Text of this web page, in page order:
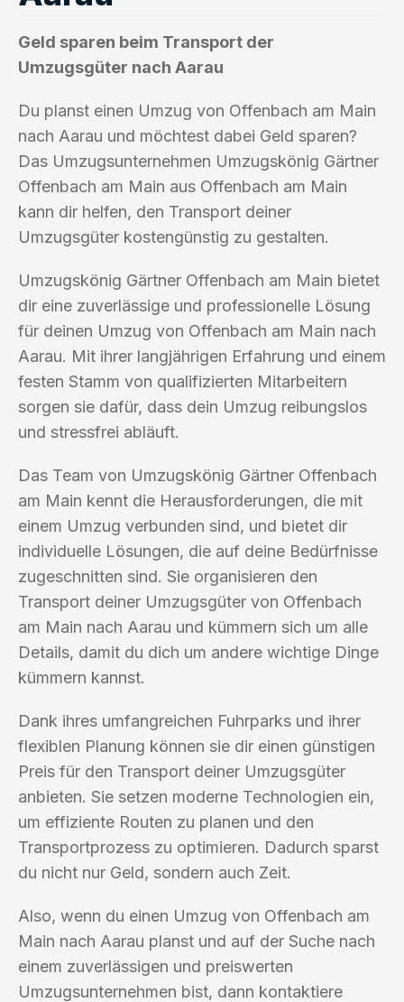
Geld sparen beim Transport der
Umzugsgüter nach Aarau
Du planst einen Umzug von Offenbach am Main
nach Aarau und möchtest dabei Geld sparen?
Das Umzugsunternehmen Umzugskönig Gärtner
Offenbach am Main aus Offenbach am Main
kann dir helfen, den Transport deiner
Umzugsgüter kostengünstig zu gestalten.
Umzugskönig Gärtner Offenbach am Main bietet
dir eine zuverlässige und professionelle Lösung
für deinen Umzug von Offenbach am Main nach
Aarau. Mit ihrer langjährigen Erfahrung und einem
festen Stamm von qualifizierten Mitarbeitern
sorgen sie dafür, dass dein Umzug reibungslos
und stressfrei abläuft.
Das Team von Umzugskönig Gärtner Offenbach
am Main kennt die Herausforderungen, die mit
einem Umzug verbunden sind, und bietet dir
individuelle Lösungen, die auf deine Bedürfnisse
zugeschnitten sind. Sie organisieren den
Transport deiner Umzugsgüter von Offenbach
am Main nach Aarau und kümmern sich um alle
Details, damit du dich um andere wichtige Dinge
kümmern kannst.
Dank ihres umfangreichen Fuhrparks und ihrer
flexiblen Planung können sie dir einen günstigen
Preis für den Transport deiner Umzugsgüter
anbieten. Sie setzen moderne Technologien ein,
um effiziente Routen zu planen und den
Transportprozess zu optimieren. Dadurch sparst
du nicht nur Geld, sondern auch Zeit.
Also, wenn du einen Umzug von Offenbach am
Main nach Aarau planst und auf der Suche nach
einem zuverlässigen und preiswerten
Umzugsunternehmen bist, dann kontaktiere